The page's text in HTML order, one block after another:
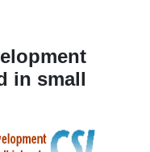
in small